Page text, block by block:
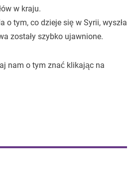
w kraju.
o tym, co dzieje się w Syrii, wyszła
zostały szybko ujawnione.
nam o tym znać klikając na